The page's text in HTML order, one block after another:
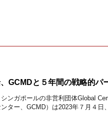
、GCMDと５年間の戦略的
シンガポールの非営利団体Global
ター、GCMD）は2023年７月４日